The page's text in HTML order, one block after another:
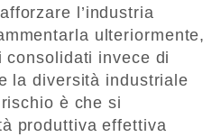
l’industria
ulteriormente,
invece di
la diversità industriale
è che si
produttiva effettiva